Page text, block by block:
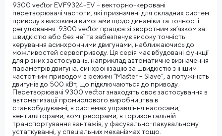
9300 vector EVF9324-EV – векторно-керовані
перетворювачі частоти, які призначені для складних систем
приводу з високими вимогами щодо динаміки та точності
регулювання. 9300 vector працює зі зворотним зв’язком за
швидкістю або без неї та забезпечує високу точність
керування асинхронними двигунами, наближаючись до
можливостей сервоприводу. Ця серія має вбудовані функції
для різних застосувань, наприклад автоматичне визначення
параметрів двигуна, синхронізацію за швидкістю з іншим
частотним приводом в режимі “Master – Slave”, а потужність
двигунів до 500 кВт, що підключаються до приводу.
Перетворювачі 9300 vector знаходять своє застосування в
автоматизації промислового виробництва в
станкобудуванні, в системах управління насосами,
вентиляторами, компресорами, в горизонтальній
транспортування вантажів, у фасувально-пакувальному
устаткуванні, у спеціальних механізмах тощо.